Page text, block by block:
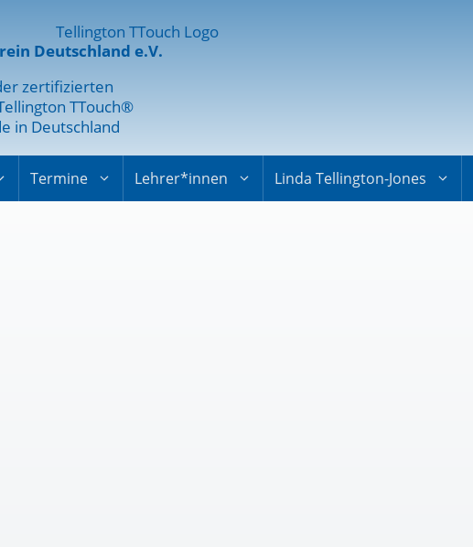
Deutschland e.V.
zertifizierten
TTouch®
in Deutschland
Termine Lehrer*innen Linda Tellington-Jones